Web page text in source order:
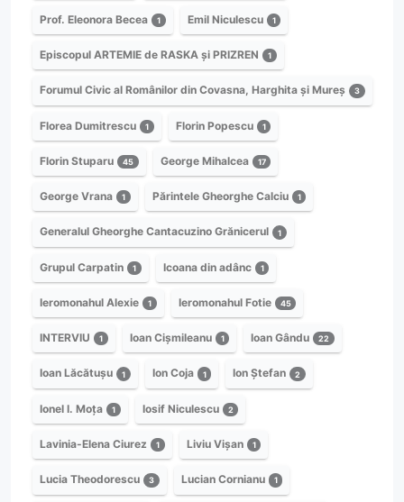
Prof. Eleonora Becea 1 Emil Niculescu 1
Episcopul ARTEMIE de RASKA și PRIZREN 1
Forumul Civic al Românilor din Covasna, Harghita și Mureș 3
Florea Dumitrescu 1 Florin Popescu 1
Florin Stuparu 45 George Mihalcea 17
George Vrana 1 Părintele Gheorghe Calciu 1
Generalul Gheorghe Cantacuzino Grănicerul 1
Grupul Carpatin 1 Icoana din adânc 1
Ieromonahul Alexie 1 Ieromonahul Fotie 45
INTERVIU 1 Ioan Cișmileanu 1 Ioan Gându 22
Ioan Lăcătușu 1 Ion Coja 1 Ion Ștefan 2
Ionel I. Moța 1 Iosif Niculescu 2
Lavinia-Elena Ciurez 1 Liviu Vișan 1
Lucia Theodorescu 3 Lucian Cornianu 1